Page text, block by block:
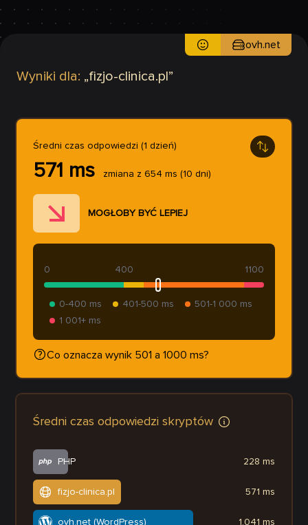
Wyniki dla: „fizjo-clinica.pl ”
ovh.net
Średni czas odpowiedzi (1 dzień)
571 ms zmiana z 654 ms (10 dni)
MOGŁOBY BYĆ LEPIEJ
400
0 1100
0-400 ms 401-500 ms
501-1 000 ms
1 001+ ms
Co oznacza wynik 501 a 1000 ms?
Średni czas odpowiedzi skryptów
PHP
fizjo-clinica.pl
ovh.net (WordPress)
228 ms
571 ms
1,041 ms